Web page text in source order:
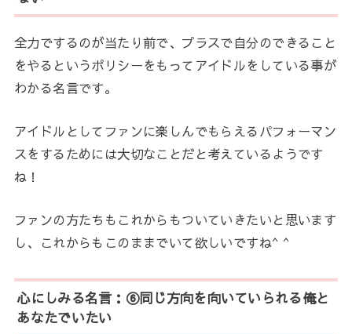
全力でするのが当たり前で、プラスで自分のできること
をやるというポリシーをもってアイドルをしている事が
わかる名言です。
アイドルとしてファンに楽しんでもらえるパフォーマン
スをするためには大切なことだと考えているようです
ね！
ファンの方たちもこれからもついていきたいと思います
し、これからもこのままでいて欲しいですね^ ^
心にしみる名言：⑥同じ方向を向いていられる俺と
あなたでいたい